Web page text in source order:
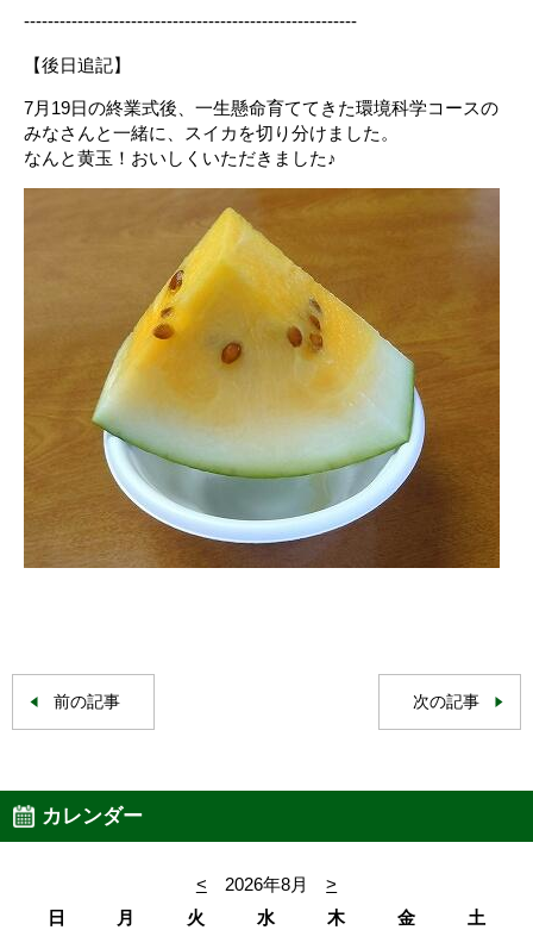
--------------------------------------------------------
【後日追記】
7月19日の終業式後、一生懸命育ててきた環境科学コースの
みなさんと一緒に、スイカを切り分けました。
なんと黄玉！おいしくいただきました♪
前の記事 次の記事
カレンダー
< 2026年8月
>
日
月 火 水 木 金
土